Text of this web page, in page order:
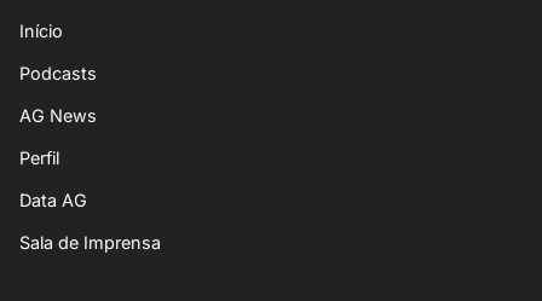
Início
Podcasts
AG News
Perfil
Data AG
Sala de Imprensa